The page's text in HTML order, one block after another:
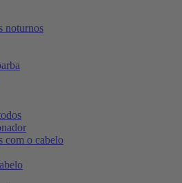
noturnos
com o cabelo